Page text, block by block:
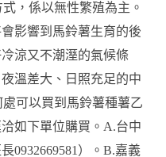
，係以無性繁殖為主。
影響到馬鈴薯生育的後
涼又不潮溼的氣候條
溫差大、日照充足的中
可以買到馬鈴薯種薯乙
如下單位購買。A.台中
0932669581）。B.嘉義